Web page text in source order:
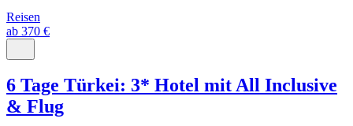
Reisen
ab 370 €
6 Tage Türkei: 3* Hotel mit All Inclusive
& Flug